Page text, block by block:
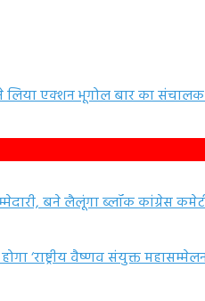
एक्शन भूगोल बार का संचालक
बने लैलूंगा ब्लॉक कांग्रेस
‘राष्ट्रीय वैष्णव संयुक्त